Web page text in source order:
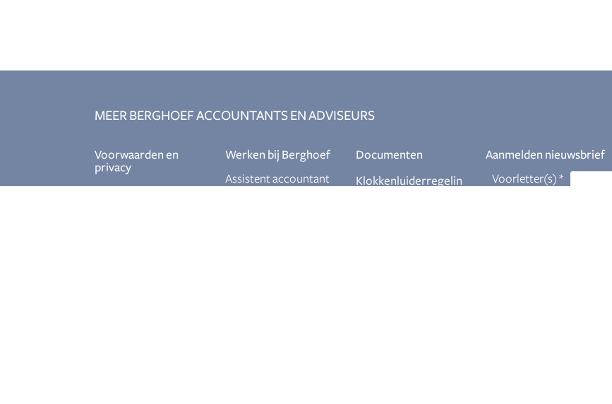
MEER BERGHOEF ACCOUNTANTS EN ADVISEURS
Voorwaarden en
privacy
Werken bij Berghoef
Assistent accountant
Documenten
Klokkenluiderregelin
Aanmelden nieuwsbrief